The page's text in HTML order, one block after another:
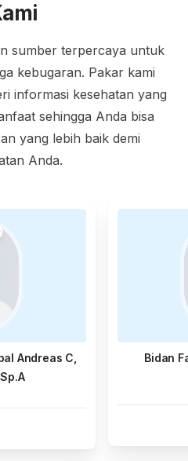
sumber terpercaya untuk
kebugaran. Pakar kami
informasi kesehatan yang
sehingga Anda bisa
yang lebih baik demi
Anda.
Andreas C,
Bidan